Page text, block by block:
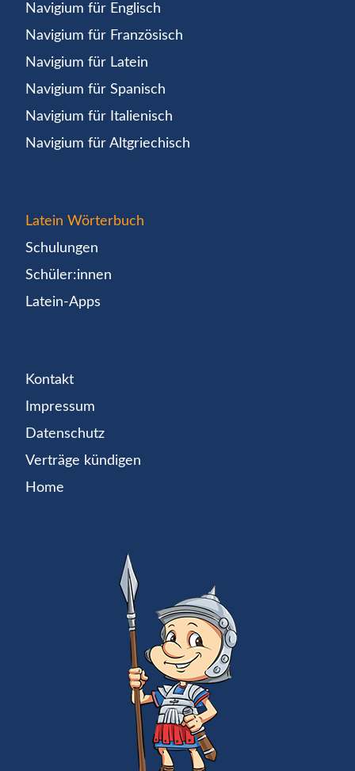
Navigium für Englisch
Navigium für Französisch
Navigium für Latein
Navigium für Spanisch
Navigium für Italienisch
Navigium für Altgriechisch
Latein Wörterbuch
Schulungen
Schüler:innen
Latein-Apps
Kontakt
Impressum
Datenschutz
Verträge kündigen
Home